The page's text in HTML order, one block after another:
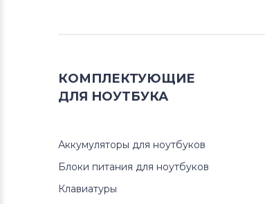
КОМПЛЕКТУЮЩИЕ
ДЛЯ НОУТБУКА
Аккумуляторы для ноутбуков
Блоки питания для ноутбуков
Клавиатуры